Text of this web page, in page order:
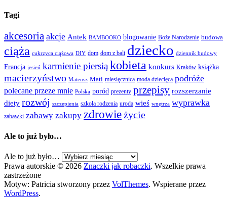
Tagi
akcesoria akcje Antek BAMBOOKO blogowanie Boże Narodzenie budowa
ciąża cukrzyca ciążowa DIY dom dom z bali dziecko dziennik budowy
Francja jesień karmienie piersiąkobieta konkurs Kraków książka
macierzyństwo Mateusz Mati miesięcznica moda dziecięca podróże
polecane przeze mnie Polska poród prezenty przepisy rozszerzanie
diety rozwój szczepienia szkoła rodzenia uroda wieś wnętrza wyprawka
zabawki zabawy zakupy zdrowieżycie
Ale to już było…
Ale to już było…
Prawa autorskie © 2026 Znaczki jak robaczki. Wszelkie prawa
zastrzeżone
Motyw: Patricia stworzony przez VolThemes. Wspierane przez
WordPress.